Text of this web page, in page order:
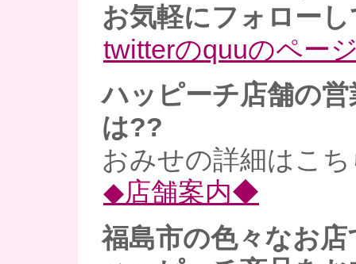
お気軽にフォローし
twitterのquuのペー
ハッピーチ店舗の
は??
おみせの詳細はこ
◆店舗案内◆
福島市の色々なお店